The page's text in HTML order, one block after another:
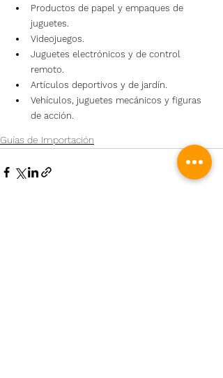
Productos de papel y empaques de
juguetes.
Videojuegos.
Juguetes electrónicos y de control
remoto.
Artículos deportivos y de jardín.
Vehículos, juguetes mecánicos y figuras
de acción.
Guías de Importación